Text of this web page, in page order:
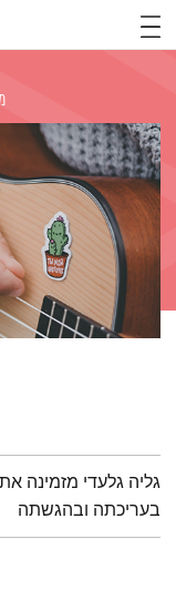
תמצית הפודקאסט
גליה גלעדי מזמינה
בעריכתה ובהגשתה